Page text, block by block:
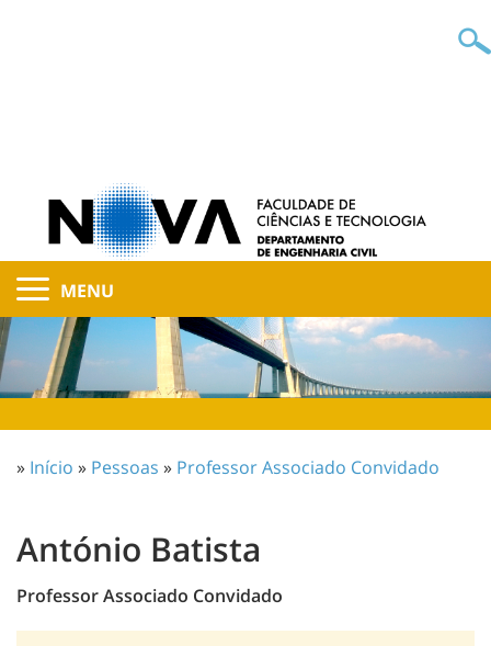
MENU
» Início » Pessoas » Professor Associado Convidado
António Batista
Professor Associado Convidado